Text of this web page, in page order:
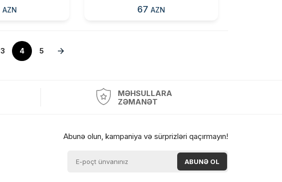
AZN 67 AZN
3 4 5
MƏHSULLARA
ZƏMANƏT
Abunə olun, kampaniya və sürprizləri qaçırmayın!